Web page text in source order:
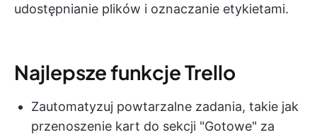
udostępnianie plików i oznaczanie etykietami.
Najlepsze funkcje Trello
Zautomatyzuj powtarzalne zadania, takie jak
przenoszenie kart do sekcji "Gotowe" za